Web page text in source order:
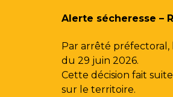
Alerte sécheresse –
Par arrêté préfectoral,
du 29 juin 2026.
Cette décision fait
sur le territoire.